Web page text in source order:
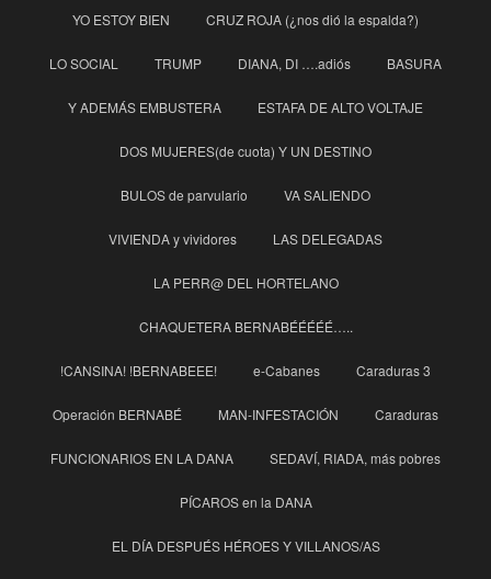
YO ESTOY BIEN CRUZ ROJA (¿nos dió la espalda?)
LO SOCIAL TRUMP DIANA, DI ….adiós BASURA
Y ADEMÁS EMBUSTERA ESTAFA DE ALTO VOLTAJE
DOS MUJERES(de cuota) Y UN DESTINO
BULOS de parvulario VA SALIENDO
VIVIENDA y vividores LAS DELEGADAS
LA PERR@ DEL HORTELANO
CHAQUETERA BERNABÉÉÉÉÉ…..
!CANSINA! !BERNABEEE! e-Cabanes Caraduras 3
Operación BERNABÉ MAN-INFESTACIÓN Caraduras
FUNCIONARIOS EN LA DANA SEDAVÍ, RIADA, más pobres
PÍCAROS en la DANA
EL DÍA DESPUÉS HÉROES Y VILLANOS/AS